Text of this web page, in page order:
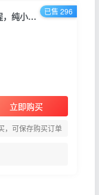
经久不衰的小说推文项目，单号月5-8k，保姆级教程，纯小白都能操作
立即购买
，可保存购买订单
已售 296